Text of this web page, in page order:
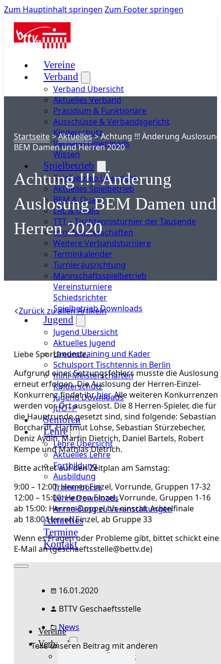
Zum Hauptinhalt springen Zum Footer springen
Vereine
Verband
Verband Übersicht
Aktuelles Verband
Präsidium & Funktionäre
Ausschüsse & Verbandsgericht
Kinderschutz
Verband Downloads
Wissen
Spielbetrieb
Spielbetrieb Übersicht
Aktuelles Spielbetrieb
BEM & Qualis
LRL & Qualis
TTT – Tischtennisturnier der Tausende
mini-Meisterschaften
Weitere Verbandsturniere
Terminkalender
Turnierausrichtung
Mannschaftsspielbetrieb
Vereinsturniere
Schiedsrichter
Spielbetrieb Downloads
Jugend
Jugend Übersicht
Aktuelles Jugend
Landestraining und Kader
Schulsport Tischtennis in Berlin
mini-Meisterschaften
Kinderschutz
Jugend Downloads
JtfO+P
Senioren
Lehre
Lehre Übersicht
Aktuelles Lehre
Fortbildung
Ausbildung
Trainerbörse
Lehre Downloads
Anmeldung zu Veranstaltungen
Aktuelles
Termine
Kontakt
Vereine
Verband
Verband Übersicht
Startseite>Aktuelles>Achtung !!! Änderung Auslosung
BEM Damen und Herren 2020
Achtung !!! Änderung
Auslosung BEM Damen und
Herren 2020
Zurück zu allen Artikeln
Liebe Sportfreunde,
Aufgrund eines Setzungsfehlers musste die Auslosung
erneut erfolgen. Die Auslosung der Herren-Einzel-
Konkurrenz findet ihrhier. Alle weiteren Konkurrenzen
werden vor Ort ausgelost. Die 8 Herren-Spieler, die für
die Hauptrunde gesetzt sind, sind folgende: Sebastian
Borchardt, Hartmut Lohse, Sebastian Stürzebecher,
Deniz Aydin, Martin Dietrich, Daniel Bartels, Robert
Kempe und Mathias Dietrich.
Bitte achtet auf den Zeitplan am Samstag:
9:00 – 12:00: Herren Einzel, Vorrunde, Gruppen 17-32
12:00 – 15:00: Herren Einzel, Vorrunde, Gruppen 1-16
ab 15:00: Herren-Doppel bis einschl. Achtelfinale
ab 18:00 Herren Einzel, ab Gruppe 33
Wenn es Fragen oder Probleme gibt, bittet schickt eine
E-Mail an (geschaeftsstelle@bettv.de)
16.01.2020
BTTV Geschaeftsstelle
News
Teile unseren Beitrag mit anderen